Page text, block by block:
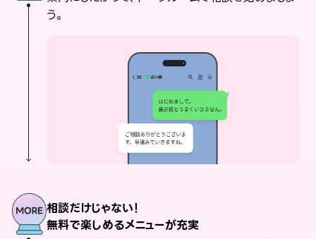
う。
相談だけじゃない！
無料で楽しめるメニューが充実